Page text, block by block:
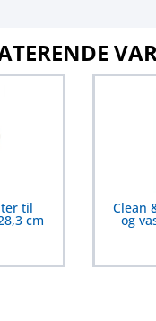
til
cm
Clean
og